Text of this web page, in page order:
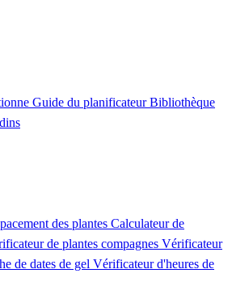
Guide du planificateurBibliothèque
des plantes Calculateur de
de plantes compagnes Vérificateur
de dates de gel Vérificateur d'heures de